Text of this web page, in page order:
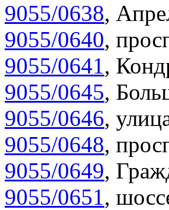
9055/0638,
9055/0640,
9055/0641,
9055/0645,
9055/0646,
9055/0648,
9055/0649,
9055/0651,